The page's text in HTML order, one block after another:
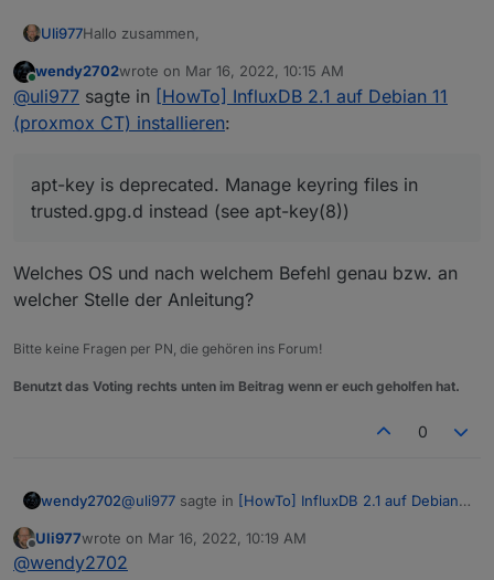
Uli977Hallo zusammen,
ich möchte InfluxDB in einem ProxmoxCT installieren,
bekomme aber folgende Meldung bei der Influxdb
installation.
apt-key is deprecated. Manage keyring files in
trusted.gpg.d instead (see apt-key(8))
Viele Grüße!
Online
wendy2702wrote on Mar 16, 2022, 10:15 AM
last edited by
@uli977 sagte in [HowTo] InfluxDB 2.1 auf Debian 11
(proxmox CT) installieren:
apt-key is deprecated. Manage keyring files in
trusted.gpg.d instead (see apt-key(8))
Welches OS und nach welchem Befehl genau bzw. an
welcher Stelle der Anleitung?
Bitte keine Fragen per PN, die gehören ins Forum!
Benutzt das Voting rechts unten im Beitrag wenn er euch geholfen hat.
0
wendy2702@uli977 sagte in [HowTo] InfluxDB 2.1 auf Debian
Offline
Uli977wrote on Mar 16, 2022, 10:19 AM
last edited by
@wendy2702